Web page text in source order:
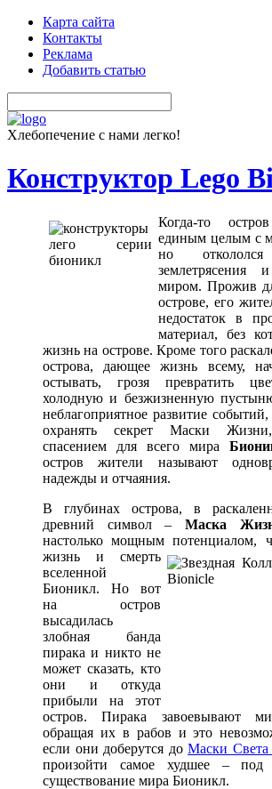
Карта сайта
Контакты
Реклама
Добавить статью
Хлебопечение с нами легко!
Конструктор Lego
Когда-то
единым целым с
но
землетрясения
миром. Прожив
острове, его
недостаток в
материал, без
жизнь на острове. Кроме того
острова, дающее жизнь всему,
остывать, грозя превратить
холодную и безжизненную
неблагоприятное развитие
охранять секрет Маски
спасением для всего мира
остров жители называют
надежды и отчаяния.
В глубинах острова, в
древний символ – Маска
настолько мощным потенциалом,
жизнь и смерть
вселенной
Бионикл. Но вот
на остров
высадилась
злобная банда
пирака и никто не
может сказать, кто
они и откуда
прибыли на этот
остров. Пирака завоевывают
обращая их в рабов и это
если они доберутся до Маски
произойти самое худшее – под
существование мира Бионикл.